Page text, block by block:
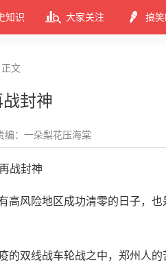
知识 大家关注 搞
正文
封神
编：一朵梨花压海棠
高风险地区成功清零的日子，
的双线战车轮战之中，郑州人的